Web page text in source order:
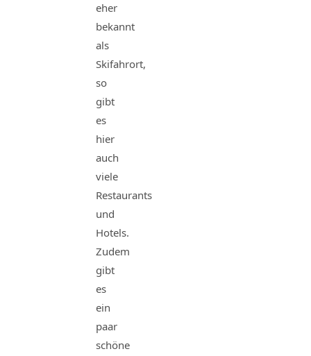
eher
bekannt
als
Skifahrort,
so
gibt
es
hier
auch
viele
Restaurants
und
Hotels.
Zudem
gibt
es
ein
paar
schöne